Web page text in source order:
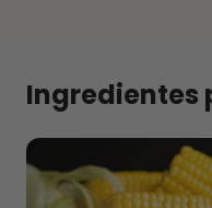
Ingredientes